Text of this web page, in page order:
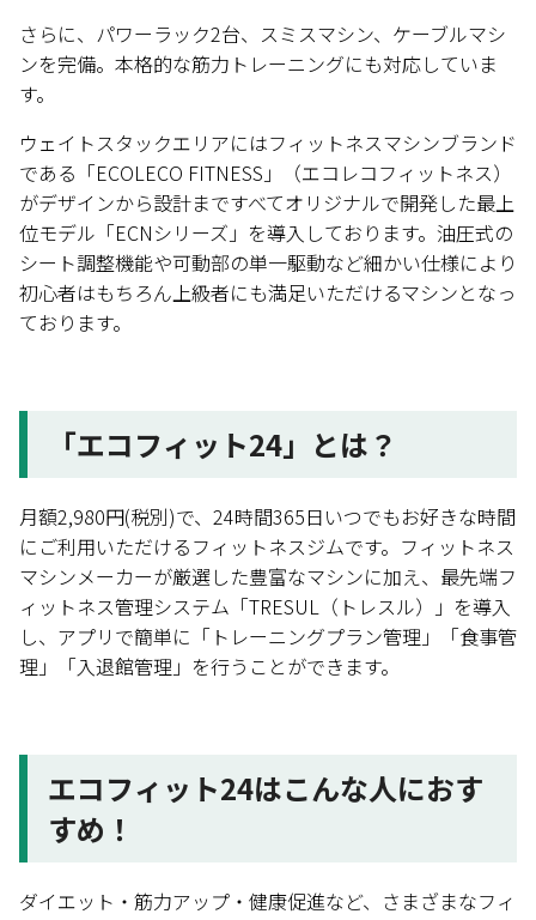
さらに、パワーラック2台、スミスマシン、ケーブルマシ
ンを完備。本格的な筋力トレーニングにも対応していま
す。
ウェイトスタックエリアにはフィットネスマシンブランド
である「ECOLECO FITNESS」（エコレコフィットネス）
がデザインから設計まですべてオリジナルで開発した最上
位モデル「ECNシリーズ」を導入しております。油圧式の
シート調整機能や可動部の単一駆動など細かい仕様により
初心者はもちろん上級者にも満足いただけるマシンとなっ
ております。
「エコフィット24」とは？
月額2,980円(税別)で、24時間365日いつでもお好きな時間
にご利用いただけるフィットネスジムです。フィットネス
マシンメーカーが厳選した豊富なマシンに加え、最先端フ
ィットネス管理システム「TRESUL（トレスル）」を導入
し、アプリで簡単に「トレーニングプラン管理」「食事管
理」「入退館管理」を行うことができます。
エコフィット24はこんな人におす
すめ！
ダイエット・筋力アップ・健康促進など、さまざまなフィ